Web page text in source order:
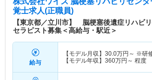
覚士求人(正職員)
【東京都／立川市】 脳梗塞後遺症リハビ
セラピスト募集＜高給与・駅近＞
給与
【モデル月収】 30.0万円～ ※研
【モデル年収】 360万円～ 程度